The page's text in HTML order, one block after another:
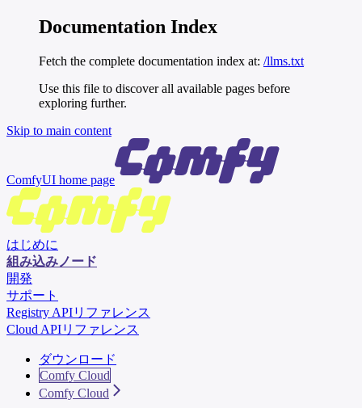
Documentation Index
Fetch the complete documentation index at: /llms.txt
Use this file to discover all available pages before
exploring further.
Skip to main content
ComfyUI home page
はじめに
組み込みノード
開発
サポート
Registry APIリファレンス
Cloud APIリファレンス
ダウンロード
Comfy Cloud
Comfy Cloud